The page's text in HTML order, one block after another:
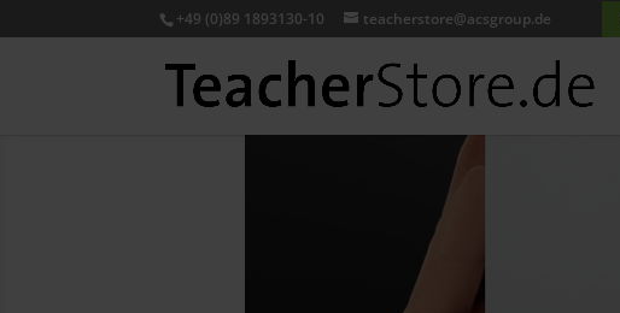
+49 (0)89 1893130-10 teacherstore@acsgroup.de